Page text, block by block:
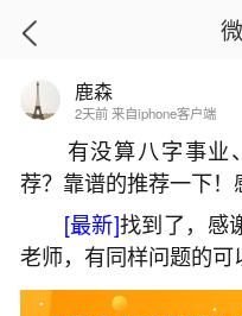
首页
梦见丢
2026-
鹿森
2天前 来自iphone客户端
有没算八字事业
荐？靠谱的推荐一下！
[最新]找到了，感
老师，有同样问题的